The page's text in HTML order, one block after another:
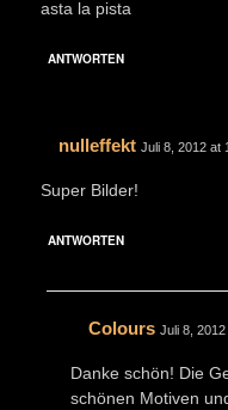
asta la pista
ANTWORTEN
nulleffekt Juli 8, 2012 at
Super Bilder!
ANTWORTEN
Colours Juli 8, 2012
Danke schön! Die
schönen Motiven